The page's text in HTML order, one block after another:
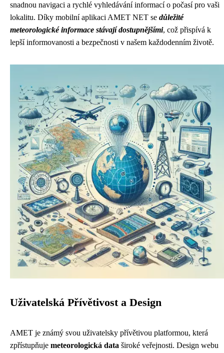
snadnou navigaci a rychlé vyhledávání informací o počasí pro vaši
lokalitu. Díky mobilní aplikaci AMET NET se důležité
meteorologické informace stávají dostupnějšími, což přispívá k
lepší informovanosti a bezpečnosti v našem každodenním životě.
Uživatelská Přívětivost a Design
AMET je známý svou uživatelsky přívětivou platformou, která
zpřístupňuje meteorologická data široké veřejnosti. Design webu